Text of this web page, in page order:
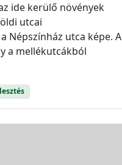
ide kerülő növények
utcai
Népszínház utca képe. A
a mellékutcákból